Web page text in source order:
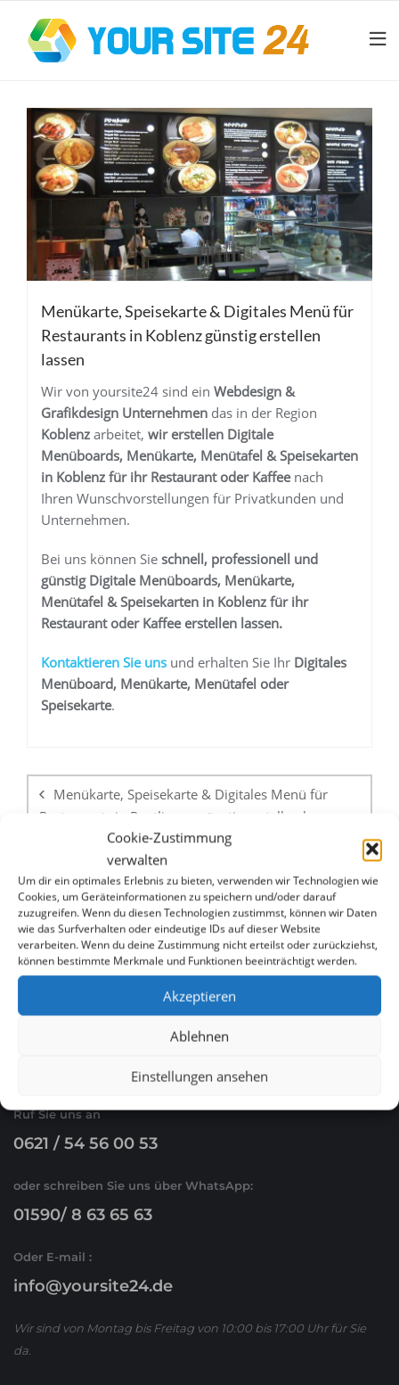
Cookie-Zustimmung
verwalten
Um dir ein optimales Erlebnis zu bieten, verwenden wir Technologien wie
Cookies, um Geräteinformationen zu speichern und/oder darauf
zuzugreifen. Wenn du diesen Technologien zustimmst, können wir Daten
wie das Surfverhalten oder eindeutige IDs auf dieser Website
verarbeiten. Wenn du deine Zustimmung nicht erteilst oder zurückziehst,
können bestimmte Merkmale und Funktionen beeinträchtigt werden.
Akzeptieren
Ablehnen
Einstellungen ansehen
Menükarte, Speisekarte & Digitales Menü für
Restaurants in Koblenz günstig erstellen
lassen
Wir von yoursite24 sind ein Webdesign &
Grafikdesign Unternehmen das in der Region
Koblenz arbeitet, wir erstellen Digitale
Menüboards, Menükarte, Menütafel & Speisekarten
in Koblenz für ihr Restaurant oder Kaffeenach
Ihren Wunschvorstellungen für Privatkunden und
Unternehmen.
Bei uns können Sie schnell, professionell und
günstig Digitale Menüboards, Menükarte,
Menütafel & Speisekarten in Koblenz für ihr
Restaurant oder Kaffee erstellen lassen.
Kontaktieren Sie uns und erhalten Sie Ihr Digitales
Menüboard, Menükarte, Menütafel oder
Speisekarte.
Menükarte, Speisekarte & Digitales Menü für
Restaurants in Reutlingen günstig erstellen lassen
Menükarte, Speisekarte & Digitales Menü für
Restaurants in Bremerhaven günstig erstellen
lassen
Ruf Sie uns an
0621 / 54 56 00 53
oder schreiben Sie uns über WhatsApp:
01590/ 8 63 65 63
Oder E-mail :
info@yoursite24.de
Wir sind von Montag bis Freitag von 10:00 bis 17:00 Uhr für Sie
da.